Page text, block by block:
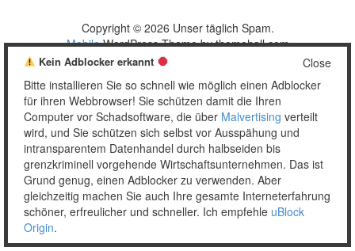
Copyright © 2026 Unser täglich Spam.
MobileWordPress Theme by themehall.com
Close
Kein Adblocker erkannt
Bitte installieren Sie so schnell wie möglich einen Adblocker
für ihren Webbrowser! Sie schützen damit die Ihren
Computer vor Schadsoftware, die über Malvertising verteilt
wird, und Sie schützen sich selbst vor Ausspähung und
intransparentem Datenhandel durch halbseiden bis
grenzkriminell vorgehende Wirtschaftsunternehmen. Das ist
Grund genug, einen Adblocker zu verwenden. Aber
gleichzeitig machen Sie auch Ihre gesamte Interneterfahrung
schöner, erfreulicher und schneller. Ich empfehle uBlock
Origin.